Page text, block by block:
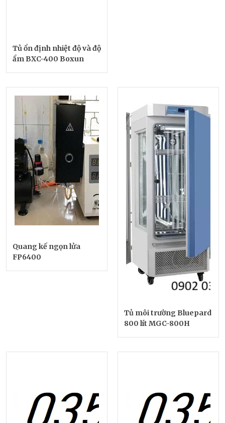
Tủ ổn định nhiệt độ và độ
ẩm BXC-400 Boxun
Quang kế ngọn lửa
FP6400
Tủ môi trường Bluepard
800 lít MGC-800H